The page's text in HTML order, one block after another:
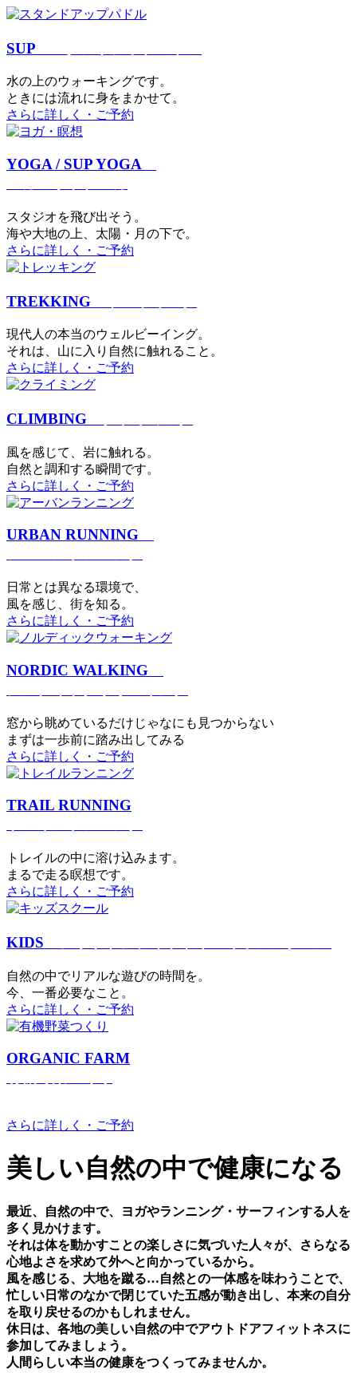
SUP
⽔の上のウォーキングです。
ときには流れに身をまかせて。
さらに詳しく・ご予約
YOGA / SUP YOGA
スタジオを⾶び出そう。
海や大地の上、太陽・⽉の下で。
さらに詳しく・ご予約
TREKKING
現代⼈の本当のウェルビーイング。
それは、⼭に⼊り⾃然に触れること。
さらに詳しく・ご予約
CLIMBING
⾵を感じて、岩に触れる。
⾃然と調和する瞬間です。
さらに詳しく・ご予約
URBAN RUNNING
日常とは異なる環境で、
風を感じ、街を知る。
さらに詳しく・ご予約
NORDIC WALKING
窓から眺めているだけじゃなにも見つからない
まずは一歩前に踏み出してみる
さらに詳しく・ご予約
TRAIL RUNNING
トレイルの中に溶け込みます。
まるで⾛る瞑想です。
さらに詳しく・ご予約
KIDS
⾃然の中でリアルな遊びの時間を。
今、⼀番必要なこと。
さらに詳しく・ご予約
ORGANIC FARM
さらに詳しく・ご予約
美しい⾃然の中で健康になる
最近、⾃然の中で、ヨガやランニング・サーフィンする⼈を
多く⾒かけます。
それは体を動かすことの楽しさに気づいた⼈々が、さらなる
⼼地よさを求めて外へと向かっているから。
⾵を感じる、⼤地を蹴る…⾃然との⼀体感を味わうことで、
忙しい⽇常のなかで閉じていた五感が動き出し、本来の⾃分
を取り戻せるのかもしれません。
休⽇は、各地の美しい⾃然の中でアウトドアフィットネスに
参加してみましょう。
⼈間らしい本当の健康をつくってみませんか。